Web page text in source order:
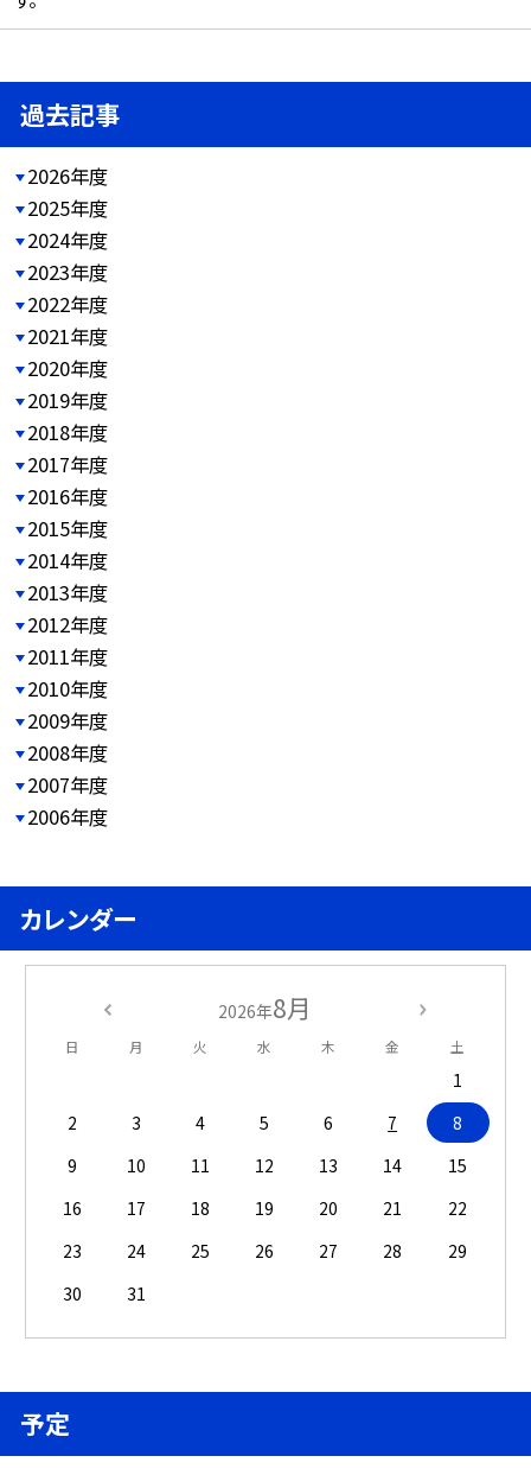
過去記事
2026年度
2025年度
2024年度
2023年度
2022年度
2021年度
2020年度
2019年度
2018年度
2017年度
2016年度
2015年度
2014年度
2013年度
2012年度
2011年度
2010年度
2009年度
2008年度
2007年度
2006年度
カレンダー
2026年8月
日 月 火 水 木 金 土
1
2
3 4 5 6 7
8
9
10 11 12 13 14
15
16
17 18 19 20 21
22
23
24 25 26 27 28
29
30
31
予定